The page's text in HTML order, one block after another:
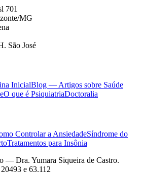
701
MG
São José
InicialBlog — Artigos sobre Saúde
O que é PsiquiatriaDoctoralia
Controlar a AnsiedadeSíndrome do
Tratamentos para Insônia
— Dra. Yumara Siqueira de Castro.
e 63.112